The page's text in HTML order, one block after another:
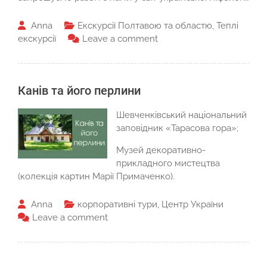
Anna Екскурсії Полтавою та областю, Теплі
екскурсії
Leave a comment
Канів та його перлини
Шевченківський національний
заповідник «Тарасова гора»;
Музей декоративно-
прикладного мистецтва
(колекція картин Марії Примаченко).
Anna корпоративні тури, Центр України
Leave a comment